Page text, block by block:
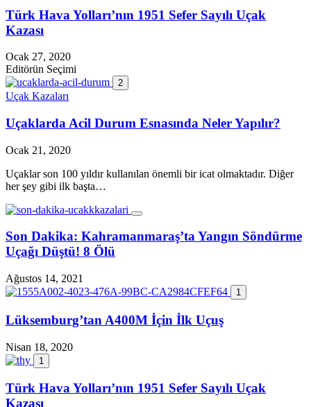
Türk Hava Yolları’nın 1951 Sefer Sayılı Uçak
Kazası
Ocak 27, 2020
Editörün Seçimi
2
Uçak Kazaları
Uçaklarda Acil Durum Esnasında Neler Yapılır?
Ocak 21, 2020
Uçaklar son 100 yıldır kullanılan önemli bir icat olmaktadır. Diğer
her şey gibi ilk başta…
Son Dakika: Kahramanmaraş’ta Yangın Söndürme
Uçağı Düştü! 8 Ölü
Ağustos 14, 2021
1
Lüksemburg’tan A400M İçin İlk Uçuş
Nisan 18, 2020
1
Türk Hava Yolları’nın 1951 Sefer Sayılı Uçak
Kazası